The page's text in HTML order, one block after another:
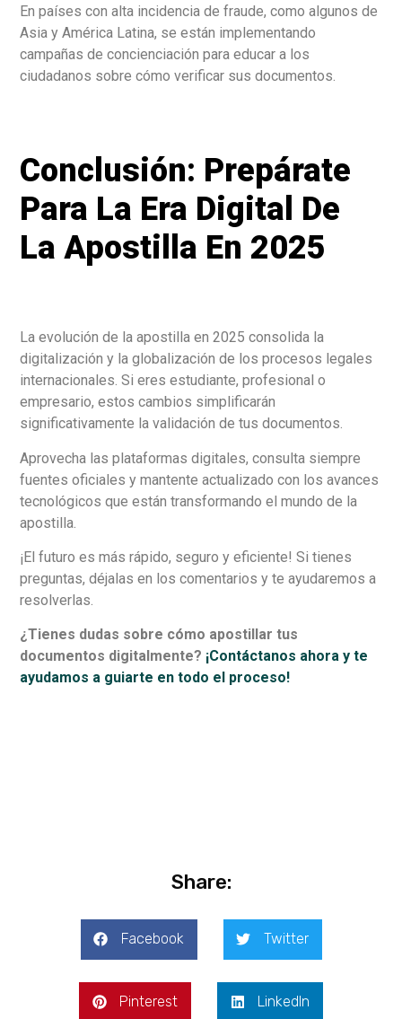
En países con alta incidencia de fraude, como algunos de
Asia y América Latina, se están implementando
campañas de concienciación para educar a los
ciudadanos sobre cómo verificar sus documentos.
Conclusión: Prepárate
Para La Era Digital De
La Apostilla En 2025
La evolución de la apostilla en 2025 consolida la
digitalización y la globalización de los procesos legales
internacionales. Si eres estudiante, profesional o
empresario, estos cambios simplificarán
significativamente la validación de tus documentos.
Aprovecha las plataformas digitales, consulta siempre
fuentes oficiales y mantente actualizado con los avances
tecnológicos que están transformando el mundo de la
apostilla.
¡El futuro es más rápido, seguro y eficiente! Si tienes
preguntas, déjalas en los comentarios y te ayudaremos a
resolverlas.
¿Tienes dudas sobre cómo apostillar tus
documentos digitalmente? ¡Contáctanos ahora y te
ayudamos a guiarte en todo el proceso!
Share:
Facebook Twitter
Pinterest LinkedIn